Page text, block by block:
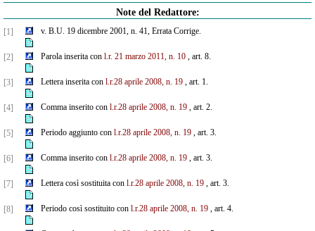
Note del Redattore:
[1] v. B.U. 19 dicembre 2001, n. 41, Errata Corrige.
[2] Parola inserita con l.r. 21 marzo 2011, n. 10, art. 8.
[3] Lettera inserita con l.r.28 aprile 2008, n. 19, art. 1.
[4] Comma inserito con l.r.28 aprile 2008, n. 19, art. 2.
[5] Periodo aggiunto con l.r.28 aprile 2008, n. 19, art. 3.
[6] Comma inserito con l.r.28 aprile 2008, n. 19, art. 3.
[7] Lettera così sostituita con l.r.28 aprile 2008, n. 19, art. 3.
[8] Periodo così sostituito con l.r.28 aprile 2008, n. 19, art. 4.